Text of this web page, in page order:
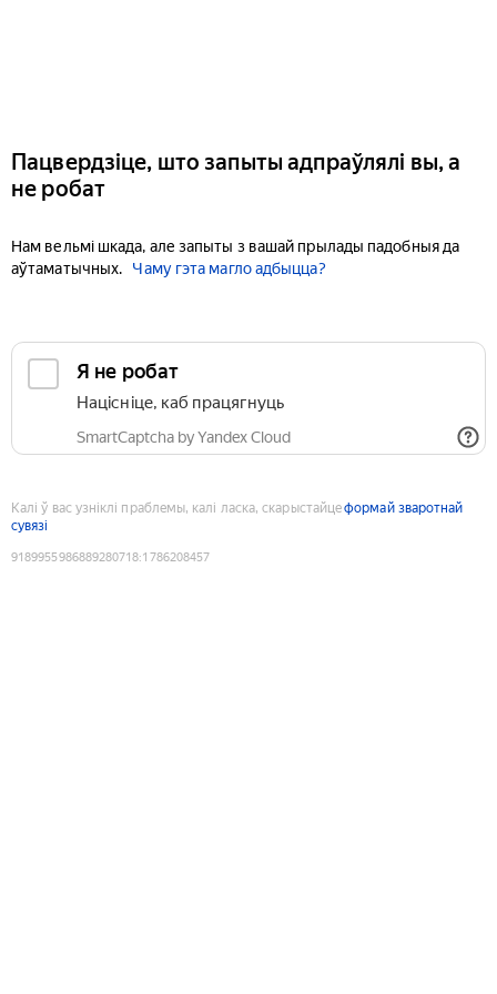
Пацвердзіце, што запыты адпраўлялі вы, а
не робат
Нам вельмі шкада, але запыты з вашай прылады падобныя да
аўтаматычных.
Чаму гэта магло адбыцца?
Я не робат
Націсніце, каб працягнуць
SmartCaptcha by Yandex Cloud
Калі ў вас узніклі праблемы, калі ласка, скарыстайцеформай зваротнай
сувязі
9189955986889280718:1786208457